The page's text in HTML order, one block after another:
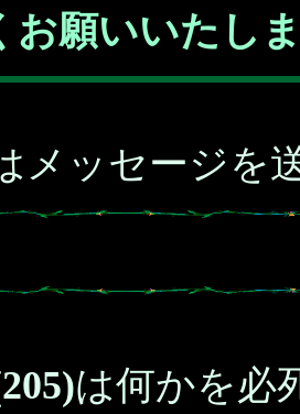
お願いいたし
メッセージを
は何かを必